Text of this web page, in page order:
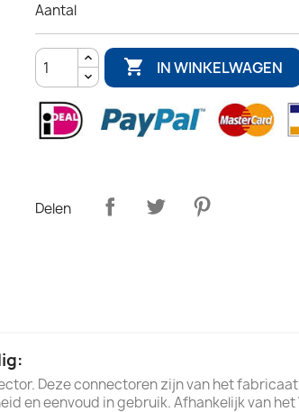
Aantal
 IN WINKELWAGEN
Delen
Deze connectoren zijn van het
en eenvoud in gebruik. Afhankelijk van